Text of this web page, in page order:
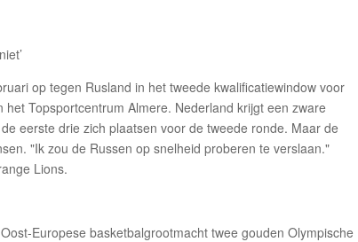
op tegen Rusland in het tweede kwalificatiewindow voor
Topsportcentrum Almere. Nederland krijgt een zware
eerste drie zich plaatsen voor de tweede ronde. Maar de
"Ik zou de Russen op snelheid proberen te verslaan."
Lions.
Europese basketbalgrootmacht twee gouden Olympische